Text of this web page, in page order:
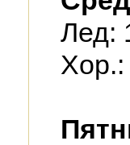
Лед:
Хор.: